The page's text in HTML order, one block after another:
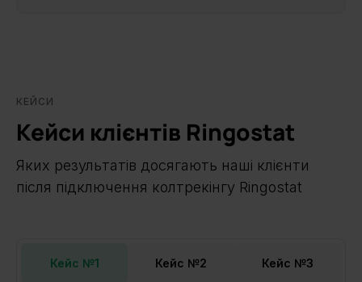
КЕЙСИ
Кейси клієнтів Ringostat
Яких результатів досягають наші клієнти
після підключення колтрекінгу Ringostat
Кейс №1 Кейс №2 Кейс №3